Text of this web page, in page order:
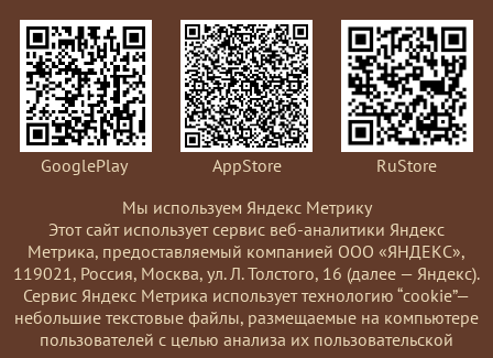
GooglePlay AppStore
RuStore
Мы используем Яндекс Метрику
Этот сайт использует сервис веб-аналитики Яндекс
Метрика, предоставляемый компанией ООО «ЯНДЕКС»,
119021, Россия, Москва, ул. Л. Толстого, 16 (далее — Яндекс).
Сервис Яндекс Метрика использует технологию “cookie”—
небольшие текстовые файлы, размещаемые на компьютере
пользователей с целью анализа их пользовательской